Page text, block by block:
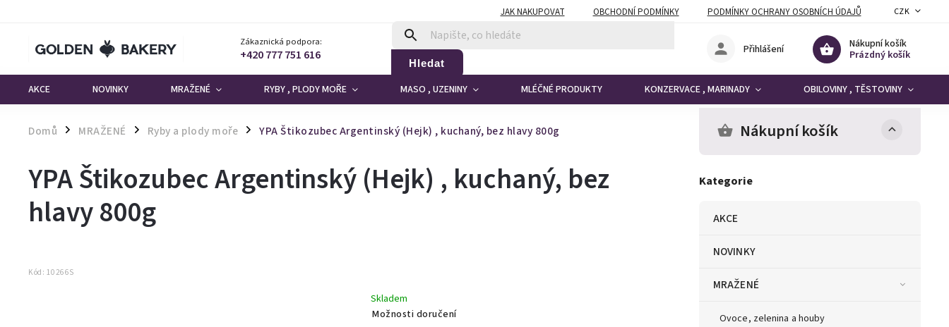
JAK NAKUPOVAT OBCHODNÍ PODMÍNKY PODMÍNKY OCHRANY OSOBNÍCH ÚDAJŮ CZK
Zákaznická podpora:
+420 777 751 616 Hledat
Nákupní košík
Prázdný košík
Přihlášení
AKCE NOVINKY MRAŽENÉ RYBY , PLODY MOŘE MASO , UZENINY MLÉČNÉ PRODUKTY KONZERVACE , MARINADY OBILOVINY , TĚSTOVINY
Domů / MRAŽENÉ / Ryby a plody moře / YPA Štikozubec Argentinský (Hejk) , kuchaný, bez hlavy 800g Nákupní košík
Kategorie
AKCE
NOVINKY
MRAŽENÉ
Ovoce, zelenina a houby
YPA Štikozubec Argentinský (Hejk) , kuchaný, bez
hlavy 800g
Kód: 10266S
Skladem
Možnosti doručení